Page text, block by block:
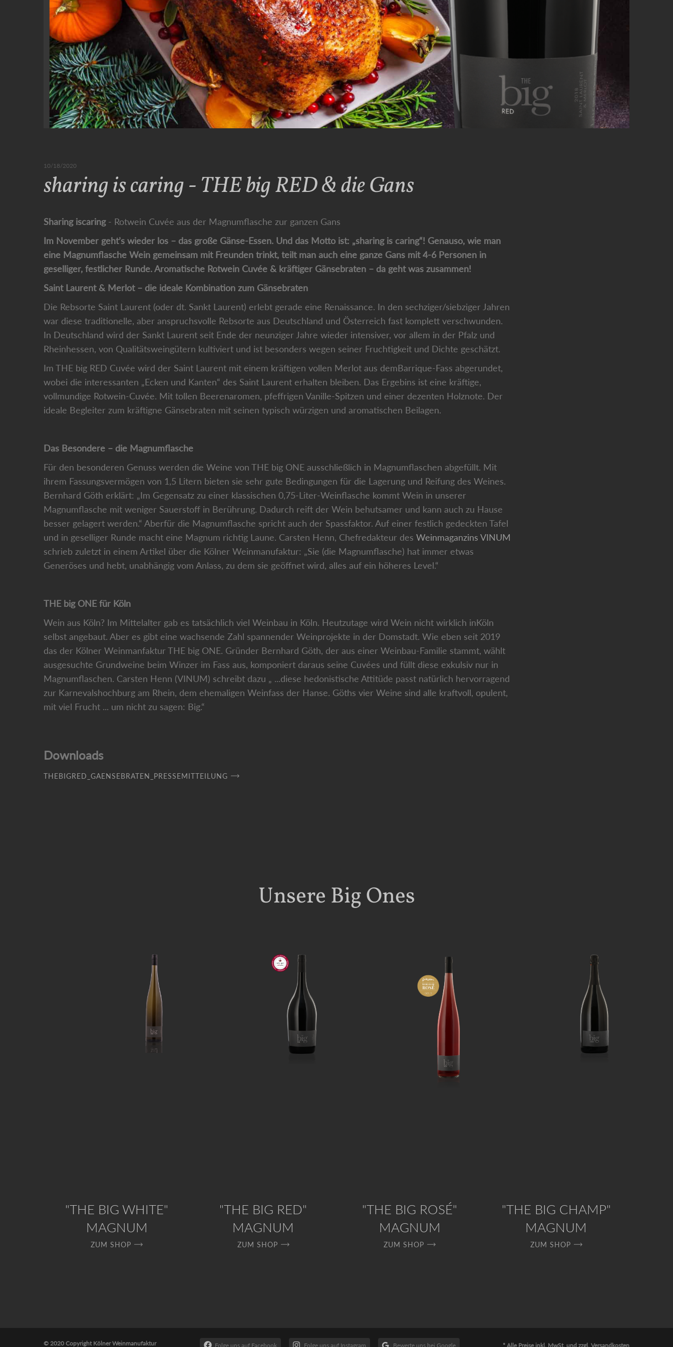
10/18/2020
sharing is caring - THE big RED & die Gans
Sharing iscaring- Rotwein Cuvée aus der Magnumflasche zur ganzen Gans
Im November geht’s wieder los – das große Gänse-Essen. Und das Motto ist: „sharing is caring“! Genauso, wie man
eine Magnumflasche Wein gemeinsam mit Freunden trinkt, teilt man auch eine ganze Gans mit 4-6 Personen in
geselliger, festlicher Runde. Aromatische Rotwein Cuvée & kräftiger Gänsebraten – da geht was zusammen!
Saint Laurent & Merlot – die ideale Kombination zum Gänsebraten
Die Rebsorte Saint Laurent (oder dt. Sankt Laurent) erlebt gerade eine Renaissance. In den sechziger/siebziger Jahren
war diese traditionelle, aber anspruchsvolle Rebsorte aus Deutschland und Österreich fast komplett verschwunden.
In Deutschland wird der Sankt Laurent seit Ende der neunziger Jahre wieder intensiver, vor allem in der Pfalz und
Rheinhessen, von Qualitätsweingütern kultiviert und ist besonders wegen seiner Fruchtigkeit und Dichte geschätzt.
Im THE big RED Cuvée wird der Saint Laurent mit einem kräftigen vollen Merlot aus demBarrique-Fass abgerundet,
wobei die interessanten „Ecken und Kanten“ des Saint Laurent erhalten bleiben. Das Ergebins ist eine kräftige,
vollmundige Rotwein-Cuvée. Mit tollen Beerenaromen, pfeffrigen Vanille-Spitzen und einer dezenten Holznote. Der
ideale Begleiter zum kräftigne Gänsebraten mit seinen typisch würzigen und aromatischen Beilagen.
Das Besondere – die Magnumflasche
Für den besonderen Genuss werden die Weine von THE big ONE ausschließlich in Magnumflaschen abgefüllt. Mit
ihrem Fassungsvermögen von 1,5 Litern bieten sie sehr gute Bedingungen für die Lagerung und Reifung des Weines.
Bernhard Göth erklärt: „Im Gegensatz zu einer klassischen 0,75-Liter-Weinflasche kommt Wein in unserer
Magnumflasche mit weniger Sauerstoff in Berührung. Dadurch reift der Wein behutsamer und kann auch zu Hause
besser gelagert werden.“ Aberfür die Magnumflasche spricht auch der Spassfaktor. Auf einer festlich gedeckten Tafel
und in geselliger Runde macht eine Magnum richtig Laune. Carsten Henn, Chefredakteur des Weinmaganzins VINUM
schrieb zuletzt in einem Artikel über die Kölner Weinmanufaktur: „Sie (die Magnumflasche) hat immer etwas
Generöses und hebt, unabhängig vom Anlass, zu dem sie geöffnet wird, alles auf ein höheres Level.“
THE big ONE für Köln
Wein aus Köln? Im Mittelalter gab es tatsächlich viel Weinbau in Köln. Heutzutage wird Wein nicht wirklich inKöln
selbst angebaut. Aber es gibt eine wachsende Zahl spannender Weinprojekte in der Domstadt. Wie eben seit 2019
das der Kölner Weinmanfaktur THE big ONE. Gründer Bernhard Göth, der aus einer Weinbau-Familie stammt, wählt
ausgesuchte Grundweine beim Winzer im Fass aus, komponiert daraus seine Cuvées und füllt diese exkulsiv nur in
Magnumflaschen. Carsten Henn (VINUM) schreibt dazu „ ...diese hedonistische Attitüde passt natürlich hervorragend
zur Karnevalshochburg am Rhein, dem ehemaligen Weinfass der Hanse. Göths vier Weine sind alle kraftvoll, opulent,
mit viel Frucht ... um nicht zu sagen: Big.“
Downloads
THEBIGRED_GAENSEBRATEN_PRESSEMITTEILUNG
Unsere Big Ones
"THE BIG WHITE"
MAGNUM
ZUM SHOP
"THE BIG RED"
MAGNUM
ZUM SHOP
"THE BIG ROSÉ"
MAGNUM
ZUM SHOP
"THE BIG CHAMP"
MAGNUM
ZUM SHOP
© 2020 Copyright Kölner Weinmanufaktur Folge uns auf Facebook Folge uns auf Instagram Bewerte uns bei Google * Alle Preise inkl. MwSt. und zzgl. Versandkosten